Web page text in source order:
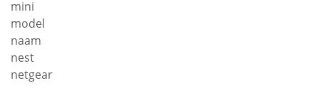
mini
model
naam
nest
netgear